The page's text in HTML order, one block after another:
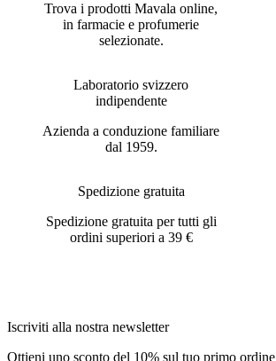
Trova i prodotti Mavala online,
in farmacie e profumerie
selezionate.
Laboratorio svizzero
indipendente
Azienda a conduzione familiare
dal 1959.
Spedizione gratuita
Spedizione gratuita per tutti gli
ordini superiori a 39 €
Iscriviti alla nostra newsletter
Ottieni uno sconto del 10% sul tuo primo ordine